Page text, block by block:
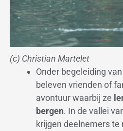
(c) Christian Martelet
Onder begeleiding
beleven vrienden of
avontuur waarbij ze
bergen. In de vallei
krijgen deelnemers